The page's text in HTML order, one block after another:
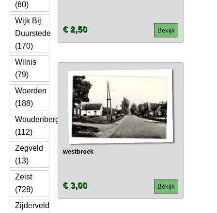
(60)
Wijk Bij
Duurstede
(170)
Wilnis
(79)
Woerden
(188)
Woudenberg
(112)
Zegveld
(13)
Zeist
(728)
Zijderveld
Bekijk
€ 2,50
westbroek
Bekijk
€ 3,00